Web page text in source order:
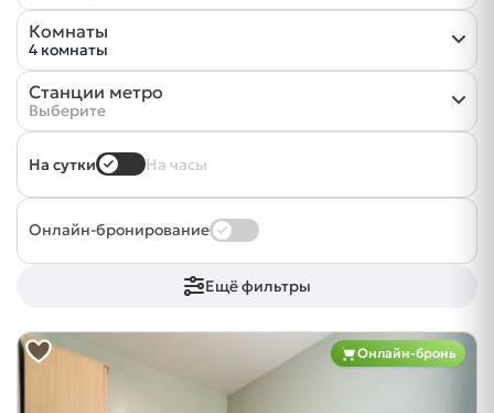
Комнаты
4 комнаты
Станции метро
Выберите
На сутки На часы
Онлайн-бронирование
Ещё фильтры
Онлайн-бронь